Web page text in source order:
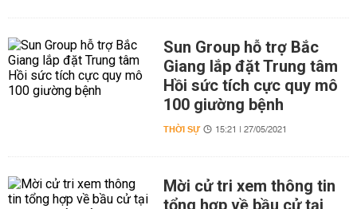
Sun Group hỗ trợ Bắc
Giang lắp đặt Trung tâm
Hồi sức tích cực quy mô
100 giường bệnh
THỜI SỰ 15:21 | 27/05/2021
Mời cử tri xem thông tin
tổng hợp về bầu cử tại